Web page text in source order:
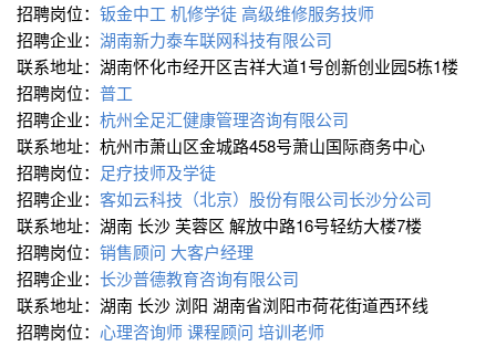
招聘岗位： 钣金中工 机修学徒 高级维修服务技师
招聘企业： 湖南新力泰车联网科技有限公司
联系地址：湖南怀化市经开区吉祥大道1号创新创业园5栋1楼
招聘岗位： 普工
招聘企业： 杭州全足汇健康管理咨询有限公司
联系地址：杭州市萧山区金城路458号萧山国际商务中心
招聘岗位： 足疗技师及学徒
招聘企业： 客如云科技（北京）股份有限公司长沙分公司
联系地址：湖南 长沙 芙蓉区 解放中路16号轻纺大楼7楼
招聘岗位： 销售顾问 大客户经理
招聘企业： 长沙普德教育咨询有限公司
联系地址：湖南 长沙 浏阳 湖南省浏阳市荷花街道西环线
招聘岗位： 心理咨询师课程顾问 培训老师